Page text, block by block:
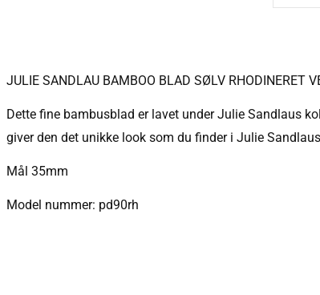
JULIE SANDLAU BAMBOO BLAD SØLV RHODINERET
Dette fine bambusblad er lavet under Julie Sandlaus
giver den det unikke look som du finder i Julie
Mål 35mm
Model nummer: pd90rh